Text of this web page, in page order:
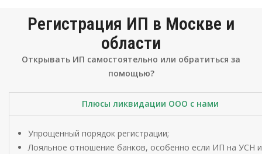
Регистрация ИП в Москве и
области
Открывать ИП самостоятельно или обратиться за
помощью?
Плюсы ликвидации ООО с нами
Упрощенный порядок регистрации;
Лояльное отношение банков, особенно если ИП на УСН